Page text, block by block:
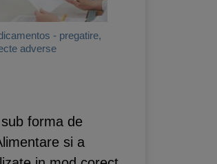
- pregatire,
adverse
forma de
si a